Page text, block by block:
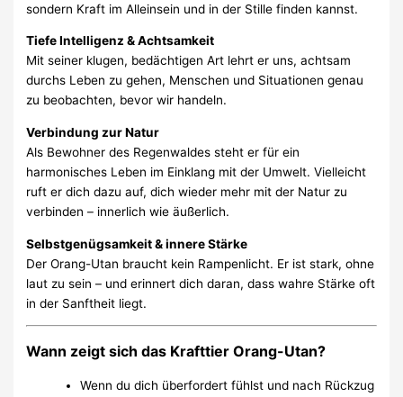
sondern Kraft im Alleinsein und in der Stille finden kannst.
Tiefe Intelligenz & Achtsamkeit
Mit seiner klugen, bedächtigen Art lehrt er uns, achtsam
durchs Leben zu gehen, Menschen und Situationen genau
zu beobachten, bevor wir handeln.
Verbindung zur Natur
Als Bewohner des Regenwaldes steht er für ein
harmonisches Leben im Einklang mit der Umwelt. Vielleicht
ruft er dich dazu auf, dich wieder mehr mit der Natur zu
verbinden – innerlich wie äußerlich.
Selbstgenügsamkeit & innere Stärke
Der Orang-Utan braucht kein Rampenlicht. Er ist stark, ohne
laut zu sein – und erinnert dich daran, dass wahre Stärke oft
in der Sanftheit liegt.
Wann zeigt sich das Krafttier Orang-Utan?
Wenn du dich überfordert fühlst und nach Rückzug